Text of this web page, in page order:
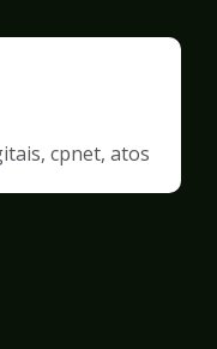
cpnet, atos